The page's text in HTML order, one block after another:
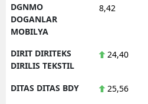
DGNMO
DOGANLAR
MOBILYA
8,42
DIRIT DIRITEKS
DIRILIS TEKSTIL
24,40
DITAS DITAS BDY 25,56